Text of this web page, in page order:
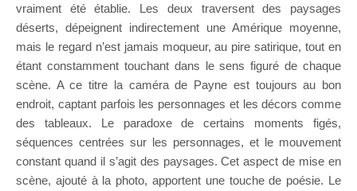
vraiment été établie. Les deux traversent des paysages
déserts, dépeignent indirectement une Amérique moyenne,
mais le regard n’est jamais moqueur, au pire satirique, tout en
étant constamment touchant dans le sens figuré de chaque
scène. A ce titre la caméra de Payne est toujours au bon
endroit, captant parfois les personnages et les décors comme
des tableaux. Le paradoxe de certains moments figés,
séquences centrées sur les personnages, et le mouvement
constant quand il s’agit des paysages. Cet aspect de mise en
scène, ajouté à la photo, apportent une touche de poésie. Le